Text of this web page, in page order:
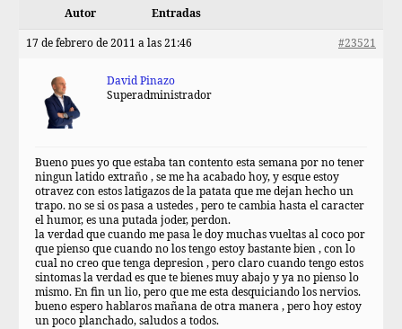
Autor Entradas
17 de febrero de 2011 a las 21:46 #23521
David Pinazo
Superadministrador
Bueno pues yo que estaba tan contento esta semana por no tener
ningun latido extraño , se me ha acabado hoy, y esque estoy
otravez con estos latigazos de la patata que me dejan hecho un
trapo. no se si os pasa a ustedes , pero te cambia hasta el caracter
el humor, es una putada joder, perdon.
la verdad que cuando me pasa le doy muchas vueltas al coco por
que pienso que cuando no los tengo estoy bastante bien , con lo
cual no creo que tenga depresion , pero claro cuando tengo estos
sintomas la verdad es que te bienes muy abajo y ya no pienso lo
mismo. En fin un lio, pero que me esta desquiciando los nervios.
bueno espero hablaros mañana de otra manera , pero hoy estoy
un poco planchado, saludos a todos.